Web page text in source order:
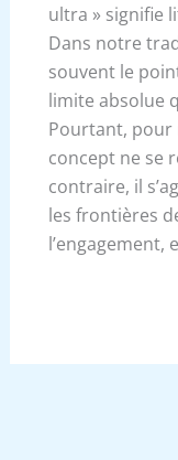
ultra » signifie
Dans notre
souvent le
limite absolue
Pourtant, pour
concept ne se
contraire, il
les frontières
l’engagement,